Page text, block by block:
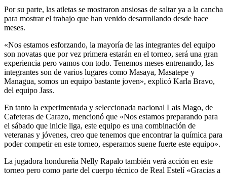
Por su parte, las atletas se mostraron ansiosas de saltar ya a la cancha
para mostrar el trabajo que han venido desarrollando desde hace
meses.
«Nos estamos esforzando, la mayoría de las integrantes del equipo
son novatas que por vez primera estarán en el torneo, será una gran
experiencia pero vamos con todo. Tenemos meses entrenando, las
integrantes son de varios lugares como Masaya, Masatepe y
Managua, somos un equipo bastante joven», explicó Karla Bravo,
del equipo Jass.
En tanto la experimentada y seleccionada nacional Lais Mago, de
Cafeteras de Carazo, mencionó que «Nos estamos preparando para
el sábado que inicie liga, este equipo es una combinación de
veteranas y jóvenes, creo que tenemos que encontrar la química para
poder competir en este torneo, esperamos suene fuerte este equipo».
La jugadora hondureña Nelly Rapalo también verá acción en este
torneo pero como parte del cuerpo técnico de Real Estelí «Gracias a